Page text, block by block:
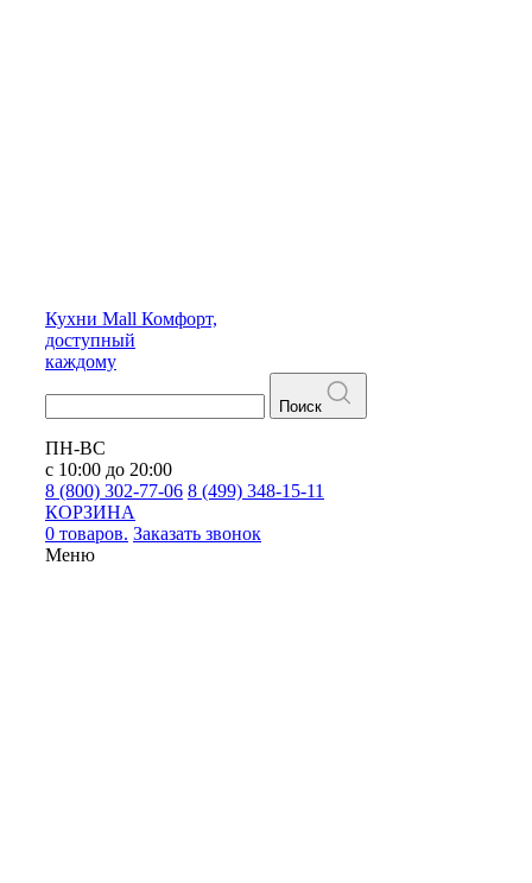
Кухни Mall Комфорт,
доступный
каждому
Поиск
ПН-ВС
с 10:00 до 20:00
8 (800) 302-77-06 8 (499) 348-15-11
КОРЗИНА
0 товаров. Заказать звонок
Меню